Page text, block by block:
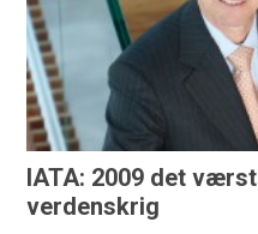
IATA: 2009 det
verdenskrig